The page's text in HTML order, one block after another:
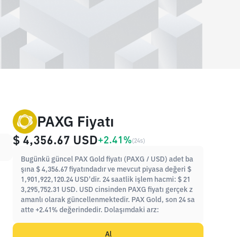
PAXG Fiyatı
$ 4,356.67 USD+2.41%(24s)
Bugünkü güncel PAX Gold fiyatı (PAXG / USD) adet ba
şına $ 4,356.67 fiyatındadır ve mevcut piyasa değeri $
1,901,922,120.24 USD'dir. 24 saatlik işlem hacmi: $ 21
3,295,752.31 USD. USD cinsinden PAXG fiyatı gerçek z
amanlı olarak güncellenmektedir. PAX Gold, son 24 sa
atte +2.41% değerindedir. Dolaşımdaki arz:
Al